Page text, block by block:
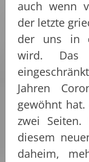
auch wenn
der letzte
der uns in
wird. Das
Jahren
gewöhnt
zwei
diesem
daheim,